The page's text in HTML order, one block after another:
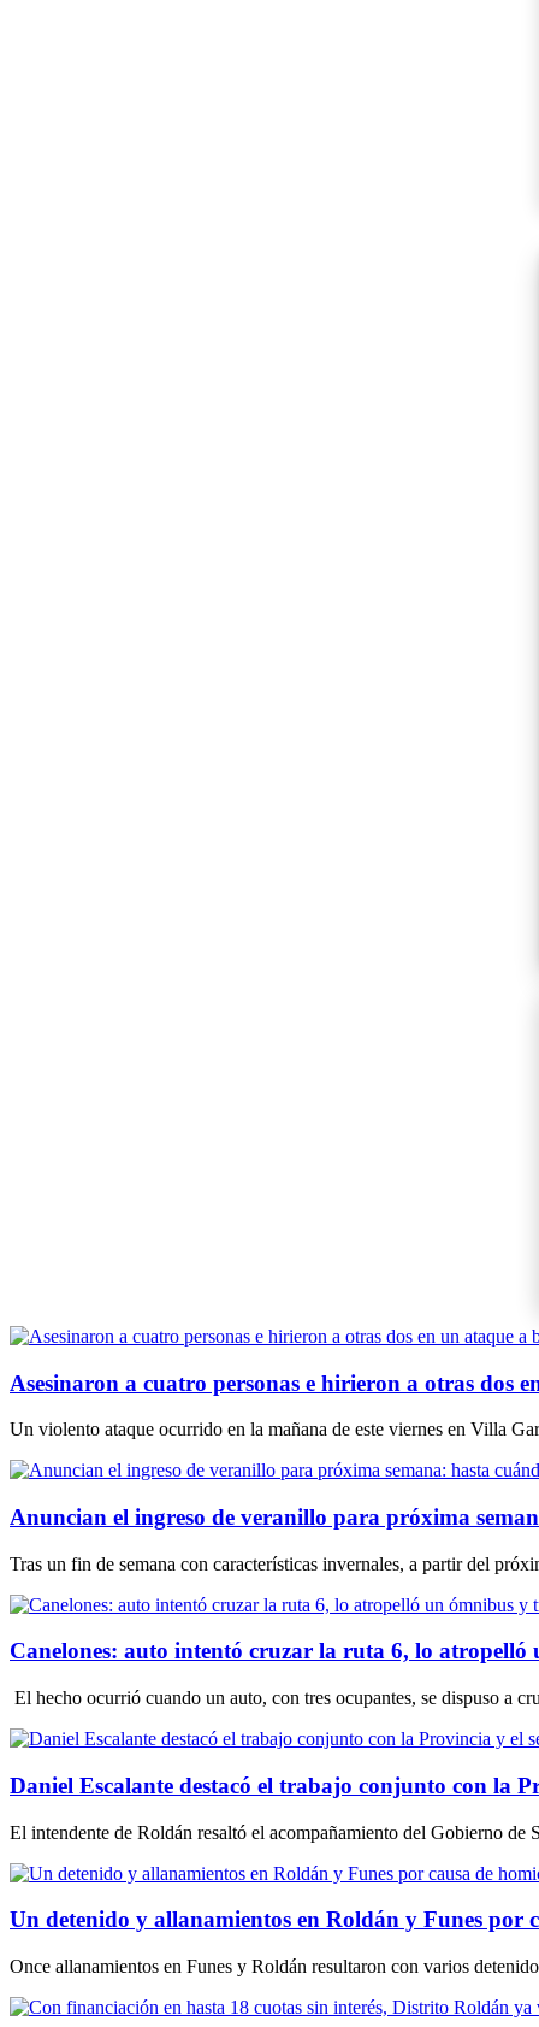
Asesinaron a cuatro personas e hirieron a otras dos
Un violento ataque ocurrido en la mañana de este viernes en Villa
Anuncian el ingreso de veranillo para próxima
Tras un fin de semana con características invernales, a partir del
Canelones: auto intentó cruzar la ruta 6, lo atropelló
El hecho ocurrió cuando un auto, con tres ocupantes, se dispuso a
Daniel Escalante destacó el trabajo conjunto con la
El intendente de Roldán resaltó el acompañamiento del Gobierno
Un detenido y allanamientos en Roldán y Funes por
Once allanamientos en Funes y Roldán resultaron con varios